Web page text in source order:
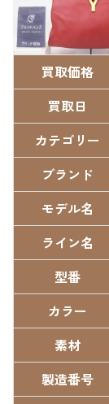
買取価格
買取日
カテゴリー
ブランド
モデル名
ライン名
型番
カラー
素材
製造番号